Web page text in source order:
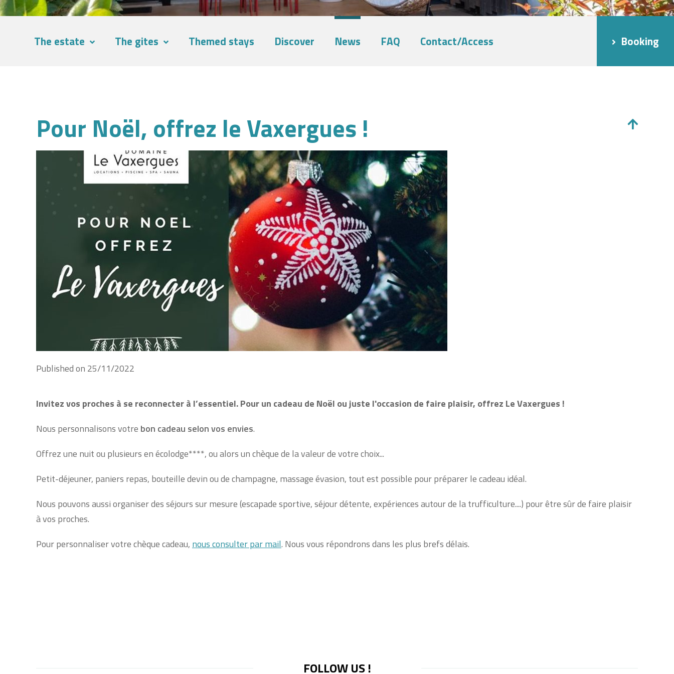
The estate The gites Themed stays Discover News FAQ Contact/Access Booking
Pour Noël, offrez le Vaxergues !
Published on 25/11/2022
Invitez vos proches à se reconnecter à l’essentiel. Pour un cadeau de Noël ou juste l'occasion de faire plaisir, offrez Le Vaxergues !
Nous personnalisons votre bon cadeau selon vos envies.
Offrez une nuit ou plusieurs en écolodge****, ou alors un chèque de la valeur de votre choix...
Petit-déjeuner, paniers repas, bouteille devin ou de champagne, massage évasion, tout est possible pour préparer le cadeau idéal.
Nous pouvons aussi organiser des séjours sur mesure (escapade sportive, séjour détente, expériences autour de la trufficulture....) pour être sûr de faire plaisir
à vos proches.
Pour personnaliser votre chèque cadeau, nous consulter par mail. Nous vous répondrons dans les plus brefs délais.
FOLLOW US !